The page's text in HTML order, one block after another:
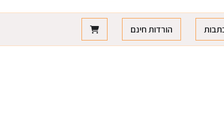
הורדות חינם